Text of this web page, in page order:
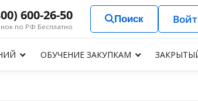
600-26-50
по РФ Бесплатно
Поиск
ОБУЧЕНИЕ ЗАКУПКАМ